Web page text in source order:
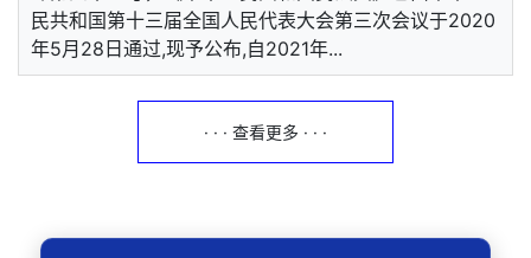
民共和国第十三届全国人民代表大会第三次会议于2020
年5月28日通过,现予公布,自2021年...
· · · 查看更多 · · ·